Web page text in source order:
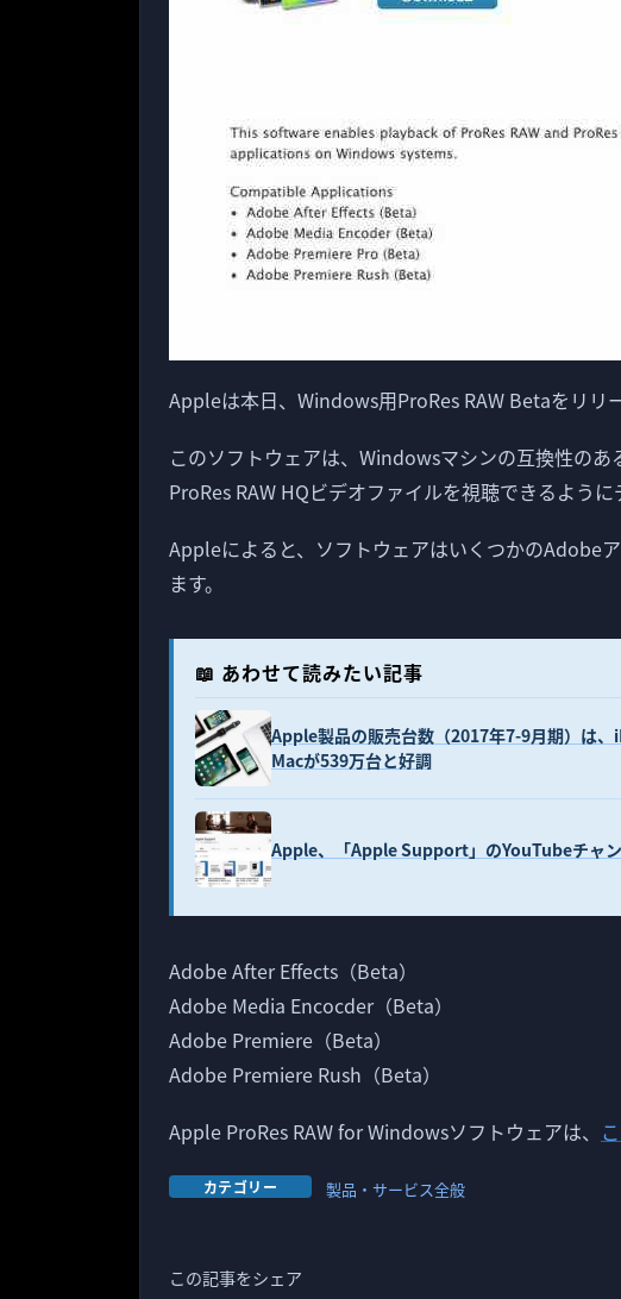
Appleは本日、Windows用ProRes RAW Betaをリリ
このソフトウェアは、Windowsマシンの互換性の
ProRes RAW HQビデオファイルを視聴できるよう
Appleによると、ソフトウェアはいくつかのAdobe
ます。
📖 あわせて読みたい記事
Apple製品の販売台数（2017年7-9月期）は
Macが539万台と好調
Apple、「Apple Support」のYouTubeチャ
Adobe After Effects（Beta）
Adobe Media Encocder（Beta）
Adobe Premiere（Beta）
Adobe Premiere Rush（Beta）
Apple ProRes RAW for Windowsソフトウェアは、
カテゴリー 製品・サービス全般
この記事をシェア